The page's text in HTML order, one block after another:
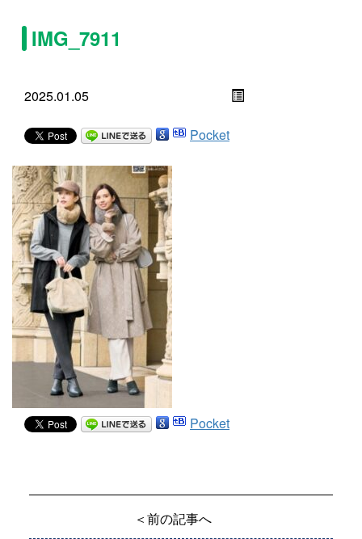
IMG_7911
2025.01.05
Pocket
Pocket
＜前の記事へ